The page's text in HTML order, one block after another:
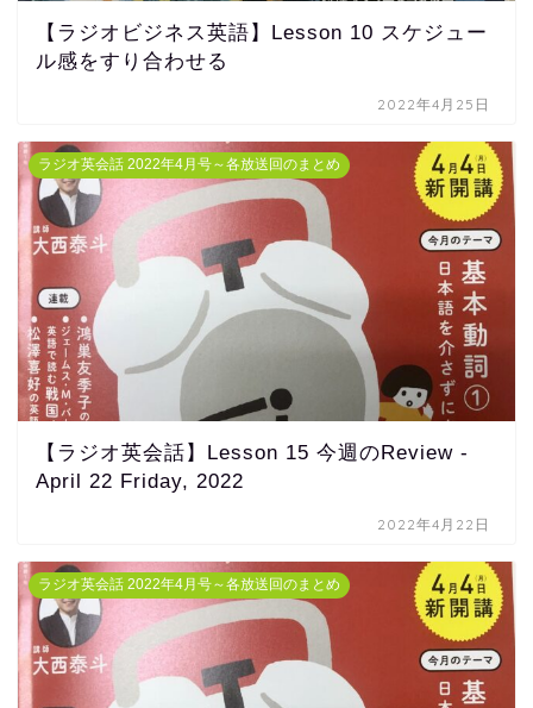
【ラジオビジネス英語】Lesson 10 スケジュー
ル感をすり合わせる
2022年4月25日
ラジオ英会話 2022年4月号～各放送回のまとめ
【ラジオ英会話】Lesson 15 今週のReview -
April 22 Friday, 2022
2022年4月22日
ラジオ英会話 2022年4月号～各放送回のまとめ